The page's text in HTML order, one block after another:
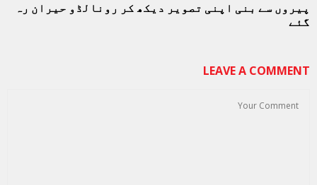
پیروں سے بنی اپنی تصویر دیکھ کر رونالڈو حیران رہ
گئے
LEAVE A COMMENT